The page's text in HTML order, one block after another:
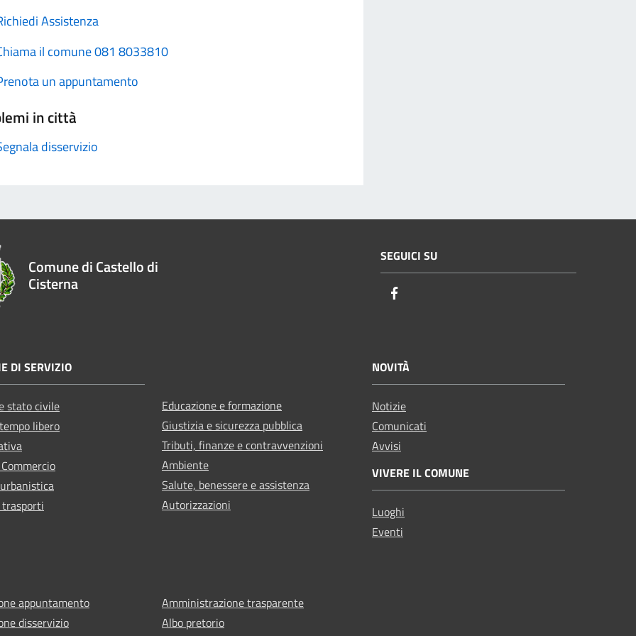
Assistenza
il comune 081 8033810
un appuntamento
in città
disservizio
Comune di Castello di
Cisterna
SEGUICI SU
DI SERVIZIO
stato civile
libero
Educazione e formazione
Giustizia e sicurezza pubblica
Tributi, finanze e contravvenzioni
Ambiente
Salute, benessere e assistenza
Autorizzazioni
NOVITÀ
Notizie
Comunicati
Avvisi
VIVERE IL COMUNE
Luoghi
Eventi
appuntamento
disservizio
Amministrazione trasparente
Albo pretorio